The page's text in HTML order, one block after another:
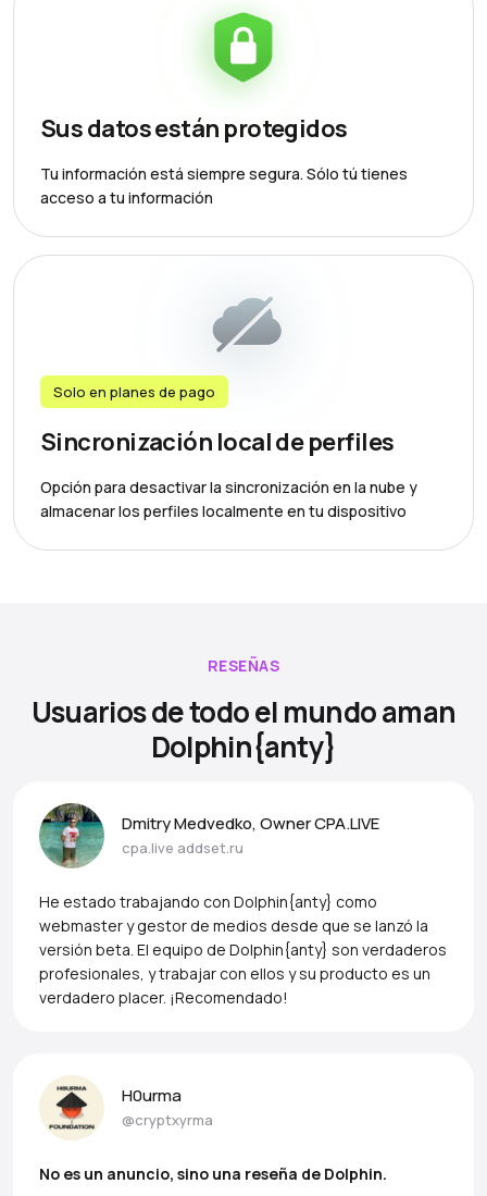
Sus datos están protegidos
Tu información está siempre segura. Sólo tú tienes
acceso a tu información
Solo en planes de pago
Sincronización local de perfiles
Opción para desactivar la sincronización en la nube y
almacenar los perfiles localmente en tu dispositivo
RESEÑAS
Usuarios de todo el mundo aman
Dolphin{anty}
Dmitry Medvedko, Owner CPA.LIVE
cpa.live addset.ru
He estado trabajando con Dolphin{anty} como
webmaster y gestor de medios desde que se lanzó la
versión beta. El equipo de Dolphin{anty} son verdaderos
profesionales, y trabajar con ellos y su producto es un
verdadero placer. ¡Recomendado!
H0urma
@cryptxyrma
No es un anuncio, sino una reseña de Dolphin.